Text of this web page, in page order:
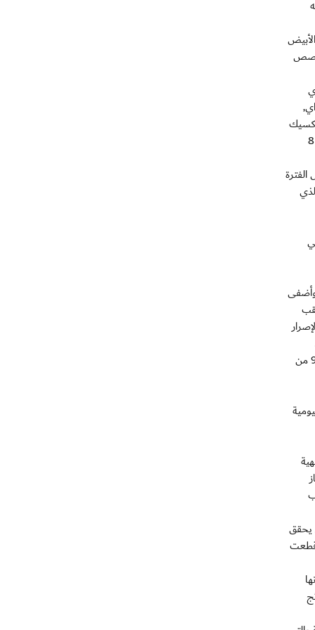
البحر الأبيض
بطل (الكونكاكاف) يوم 30 سبتمبر, والثالثة يوم 5 أكتوبر المقبل مع منتخب بنما, والأخيرة مع منتخب الأرجنتين (بطل أمريكا الجنوبية) يوم 8
2013, مزيداً من روح الإصرار
وأكد بدر أحمد سالم مدير منتخبنا, أن اهتمام القيادة الرشيدة المتواصل بأبنائها ليس بالأمر المستغرب, واعتبر أن تكريم منتخب الناشئين 98 من
يحقق
قطعت